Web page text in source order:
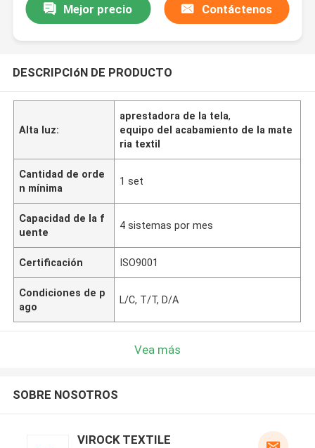
Mejor precio Contáctenos
DESCRIPCIóN DE PRODUCTO
Alta luz:
aprestadora de la tela,
equipo del acabamiento de la mate
ria textil
Cantidad de orde
n mínima
1 set
Capacidad de la f
uente
4 sistemas por mes
Certificación ISO9001
Condiciones de p
ago
L/C, T/T, D/A
Vea más
SOBRE NOSOTROS
VIROCK TEXTILE